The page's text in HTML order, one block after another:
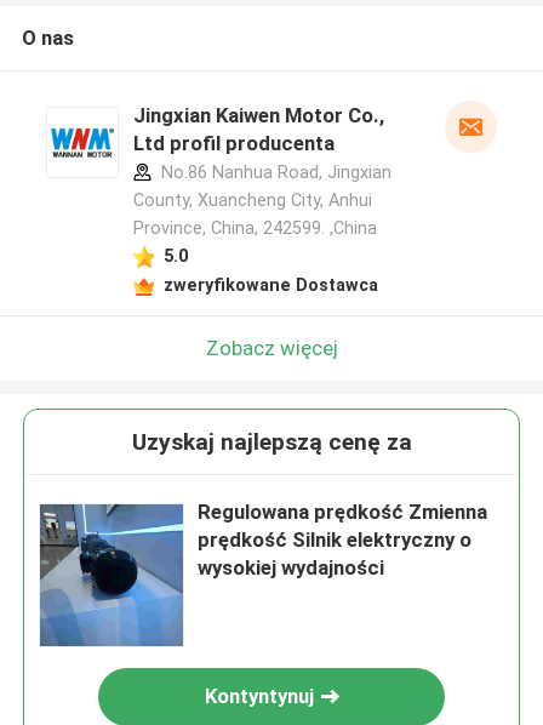
O nas
Jingxian Kaiwen Motor Co.,
Ltd profil producenta
No.86 Nanhua Road, Jingxian
County, Xuancheng City, Anhui
Province, China, 242599. ,China
5.0
zweryfikowane Dostawca
Zobacz więcej
Uzyskaj najlepszą cenę za
Regulowana prędkość Zmienna
prędkość Silnik elektryczny o
wysokiej wydajności
Kontyntynuj